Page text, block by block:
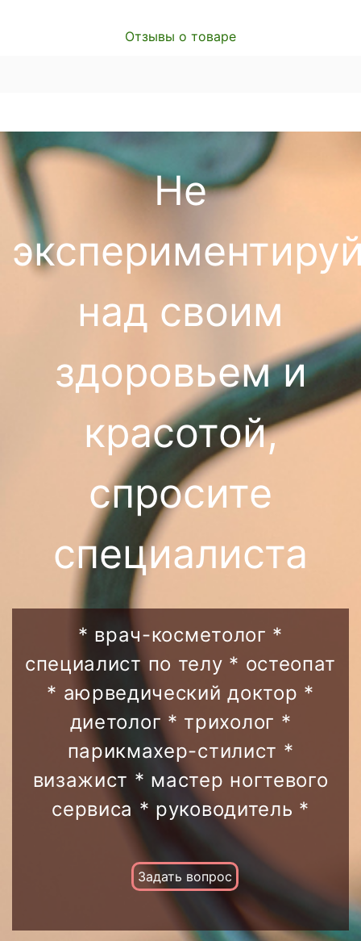
Отзывы о товаре
Не
над своим
здоровьем и
красотой,
спросите
специалиста
* врач-косметолог *
специалист по телу * остеопат
* аюрведический доктор *
диетолог * трихолог *
парикмахер-стилист *
визажист * мастер ногтевого
сервиса * руководитель *
Задать вопрос